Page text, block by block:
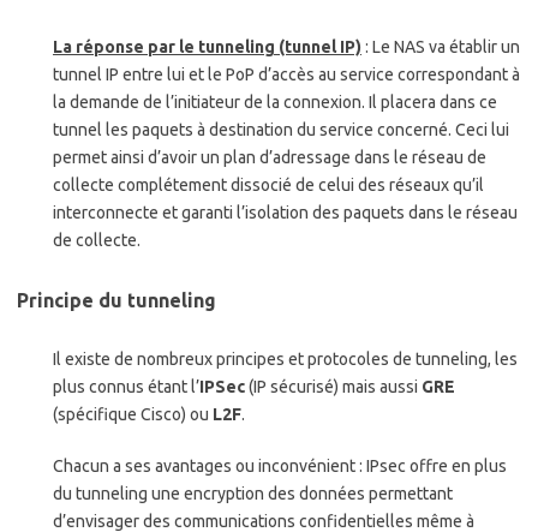
La réponse par le tunneling (tunnel IP) : Le NAS va établir un
tunnel IP entre lui et le PoP d’accès au service correspondant à
la demande de l’initiateur de la connexion. Il placera dans ce
tunnel les paquets à destination du service concerné. Ceci lui
permet ainsi d’avoir un plan d’adressage dans le réseau de
collecte complétement dissocié de celui des réseaux qu’il
interconnecte et garanti l’isolation des paquets dans le réseau
de collecte.
Principe du tunneling
Il existe de nombreux principes et protocoles de tunneling, les
plus connus étant l’IPSec(IP sécurisé) mais aussi GRE
(spécifique Cisco) ou L2F.
Chacun a ses avantages ou inconvénient : IPsec offre en plus
du tunneling une encryption des données permettant
d’envisager des communications confidentielles même à